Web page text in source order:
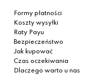
Formy płatności
Koszty wysyłki
Raty Payu
Bezpieczeństwo
Jak kupować
Czas oczekiwania
Dlaczego warto u nas